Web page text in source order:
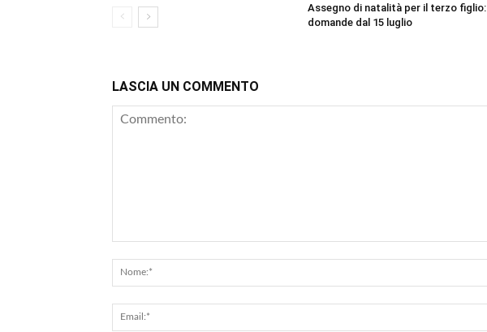
Assegno di natalità per il terzo figlio:
domande dal 15 luglio
LASCIA UN COMMENTO